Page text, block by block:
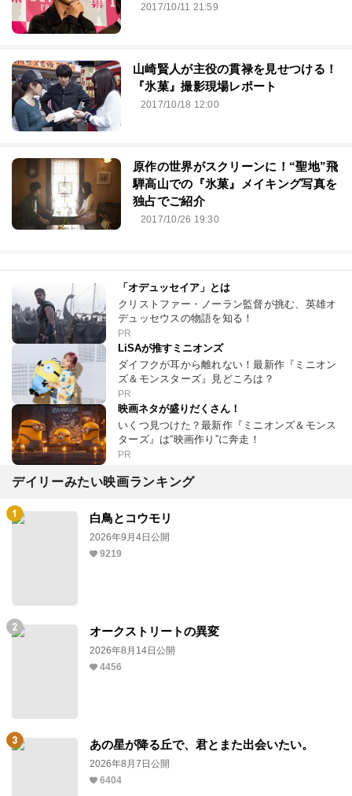
2017/10/11 21:59
山崎賢人が主役の貫禄を見せつける！
『氷菓』撮影現場レポート
2017/10/18 12:00
原作の世界がスクリーンに！“聖地”飛
騨高山での『氷菓』メイキング写真を
独占でご紹介
2017/10/26 19:30
「オデュッセイア」とは
クリストファー・ノーラン監督が挑む、英雄オ
デュッセウスの物語を知る！
PR
LiSAが推すミニオンズ
ダイフクが耳から離れない！最新作『ミニオン
ズ＆モンスターズ』見どころは？
PR
映画ネタが盛りだくさん！
いくつ見つけた？最新作『ミニオンズ＆モンス
ターズ』は“映画作り”に奔走！
PR
デイリーみたい映画ランキング
白鳥とコウモリ
2026年9月4日公開
9219
オークストリートの異変
2026年8月14日公開
4456
あの星が降る丘で、君とまた出会いたい。
2026年8月7日公開
6404